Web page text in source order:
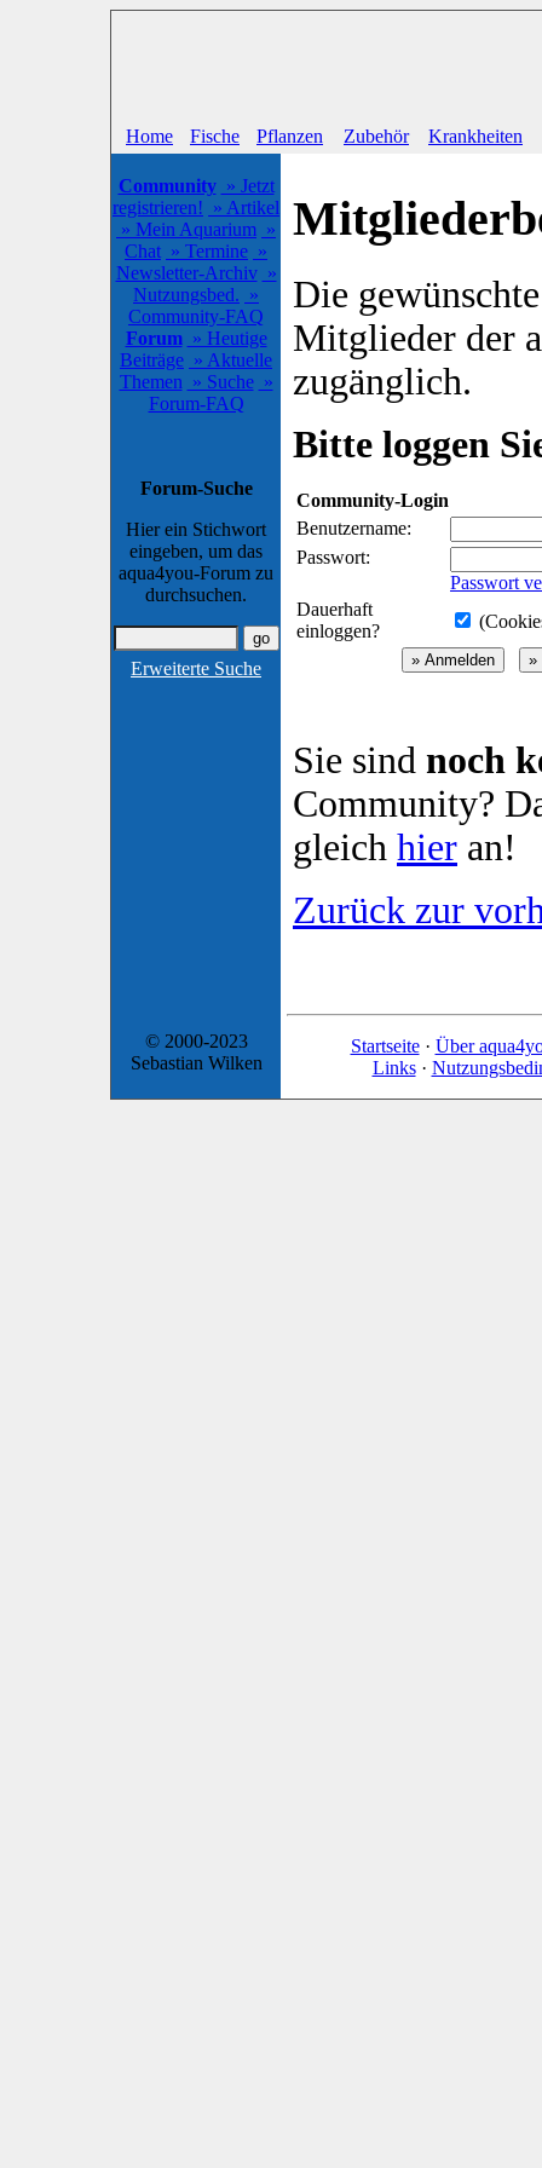
Home Fische Pflanzen Zubehör Krankheiten
Community » Jetzt
registrieren! » Artikel
» Mein Aquarium »
Chat » Termine »
Newsletter-Archiv »
Nutzungsbed. »
Community-FAQ
Forum » Heutige
Beiträge » Aktuelle
Themen » Suche »
Forum-FAQ
Forum-Suche
Hier ein Stichwort
eingeben, um das
aqua4you-Forum zu
durchsuchen.
Erweiterte Suche
Die
Mitglieder der
zugänglich.
Bitte loggen
Community-Login
Benutzername:
Passwort:
Passwort
Dauerhaft
einloggen?
Sie sind noch
Community?
gleich hier an!
Zurück zur
© 2000-2023
Sebastian Wilken
Startseite· Über
Links·